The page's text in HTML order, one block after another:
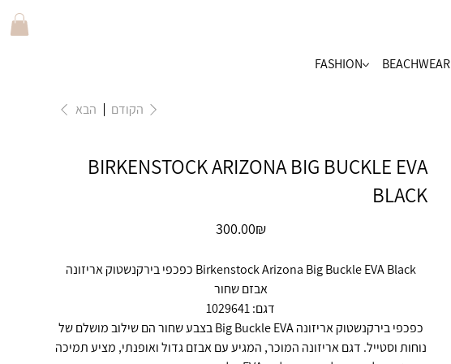
FASHION BEACHWEAR
הקודם הבא
BIRKENSTOCK ARIZONA BIG BUCKLE EVA
BLACK
‏300.00 ‏₪
Birkenstock Arizona Big Buckle EVA Black כפכפי בירקנשטוק אריזונה
אבזם שחור
דגם: 1029641
כפכפי בירקנשטוק אריזונה Big Buckle EVA בצבע שחור הם שילוב מושלם של
נוחות וסטייל. דגם אריזונה המוכר, המגיע עם אבזם גדול ואופנתי, מציע תמיכה